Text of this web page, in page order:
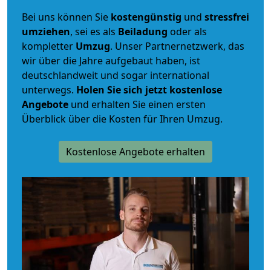
Bei uns können Sie kostengünstig und stressfrei
umziehen, sei es als Beiladung oder als
kompletter Umzug. Unser Partnernetzwerk, das
wir über die Jahre aufgebaut haben, ist
deutschlandweit und sogar international
unterwegs. Holen Sie sich jetzt kostenlose
Angebote und erhalten Sie einen ersten
Überblick über die Kosten für Ihren Umzug.
Kostenlose Angebote erhalten